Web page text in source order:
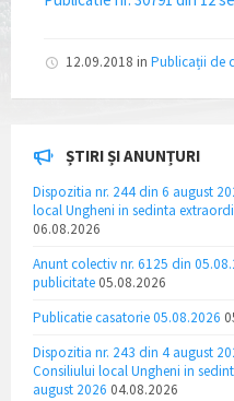
12.09.2018 in Publicații de
ȘTIRI ȘI ANUNȚURI
Dispozitia nr. 244 din 6 august
local Ungheni in sedinta
06.08.2026
Anunt colectiv nr. 6125 din
publicitate 05.08.2026
Publicatie casatorie 05.08.2026
Dispozitia nr. 243 din 4 august
Consiliului local Ungheni in
august 2026 04.08.2026